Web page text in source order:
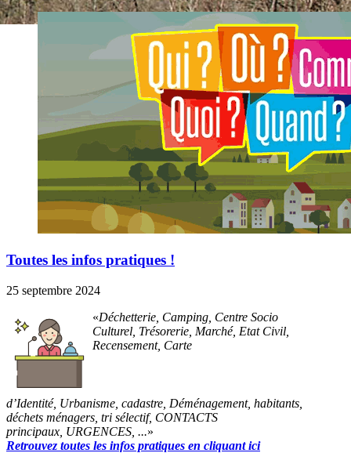
Toutes les infos pratiques !
25 septembre 2024
Déchetterie, Camping, Centre Socio
Culturel, Trésorerie, Marché, Etat Civil,
Recensement, Carte
d’Identité, Urbanisme, cadastre, Déménagement, habitants,
déchets ménagers, tri sélectif, CONTACTS
principaux, URGENCES, ...
Retrouvez toutes les infos pratiques en cliquant ici